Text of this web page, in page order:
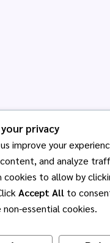
privacy
improve your
and analyze
cookies to allow by
Accept All to
essential cookies.